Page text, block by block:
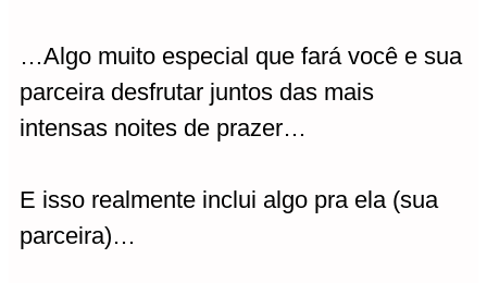
…Algo muito especial que fará você e sua
parceira desfrutar juntos das mais
intensas noites de prazer…
E isso realmente inclui algo pra ela (sua
parceira)…